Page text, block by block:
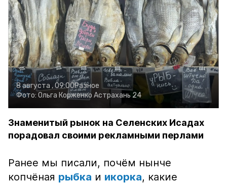
8 августа , 09:00Разное
Фото: Ольга Корженко Астрахань 24
Знаменитый рынок на Селенских Исадах
порадовал своими рекламными перлами
Ранее мы писали, почём нынче
копчёная рыбка и икорка, какие